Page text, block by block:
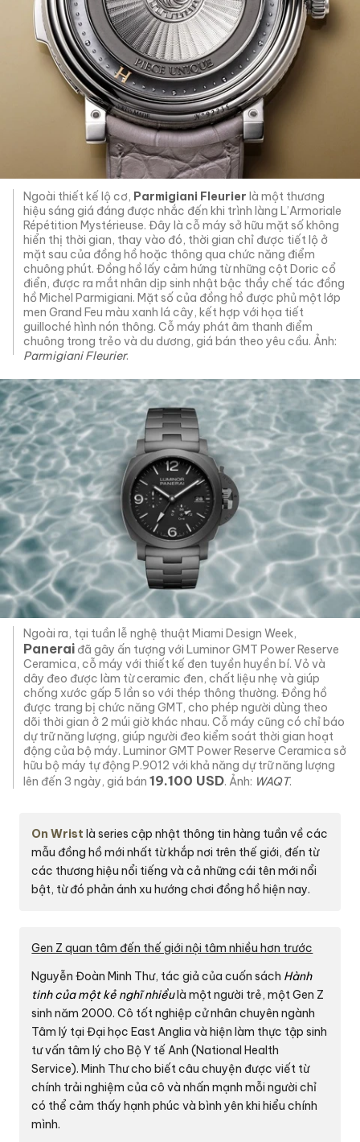
Ngoài thiết kế lộ cơ, Parmigiani Fleurier là một thương
hiệu sáng giá đáng được nhắc đến khi trình làng L’Armoriale
Répétition Mystérieuse. Đây là cỗ máy sở hữu mặt số không
hiển thị thời gian, thay vào đó, thời gian chỉ được tiết lộ ở
mặt sau của đồng hồ hoặc thông qua chức năng điểm
chuông phút. Đồng hồ lấy cảm hứng từ những cột Doric cổ
điển, được ra mắt nhân dịp sinh nhật bậc thầy chế tác đồng
hồ Michel Parmigiani. Mặt số của đồng hồ được phủ một lớp
men Grand Feu màu xanh lá cây, kết hợp với họa tiết
guilloché hình nón thông. Cỗ máy phát âm thanh điểm
chuông trong trẻo và du dương, giá bán theo yêu cầu. Ảnh:
Parmigiani Fleurier.
Ngoài ra, tại tuần lễ nghệ thuật Miami Design Week,
Panerai đã gây ấn tượng với Luminor GMT Power Reserve
Ceramica, cỗ máy với thiết kế đen tuyền huyền bí. Vỏ và
dây đeo được làm từ ceramic đen, chất liệu nhẹ và giúp
chống xước gấp 5 lần so với thép thông thường. Đồng hồ
được trang bị chức năng GMT, cho phép người dùng theo
dõi thời gian ở 2 múi giờ khác nhau. Cỗ máy cũng có chỉ báo
dự trữ năng lượng, giúp người đeo kiểm soát thời gian hoạt
động của bộ máy. Luminor GMT Power Reserve Ceramica sở
hữu bộ máy tự động P.9012 với khả năng dự trữ năng lượng
lên đến 3 ngày, giá bán19.100 USD. Ảnh: WAQT.
On Wrist là series cập nhật thông tin hàng tuần về các
mẫu đồng hồ mới nhất từ khắp nơi trên thế giới, đến từ
các thương hiệu nổi tiếng và cả những cái tên mới nổi
bật, từ đó phản ánh xu hướng chơi đồng hồ hiện nay.
Gen Z quan tâm đến thế giới nội tâm nhiều hơn trước
Nguyễn Đoàn Minh Thư, tác giả của cuốn sách Hành
tinh của một kẻ nghĩ nhiềulà một người trẻ, một Gen Z
sinh năm 2000. Cô tốt nghiệp cử nhân chuyên ngành
Tâm lý tại Đại học East Anglia và hiện làm thực tập sinh
tư vấn tâm lý cho Bộ Y tế Anh (National Health
Service). Minh Thư cho biết câu chuyện được viết từ
chính trải nghiệm của cô và nhấn mạnh mỗi người chỉ
có thể cảm thấy hạnh phúc và bình yên khi hiểu chính
mình.